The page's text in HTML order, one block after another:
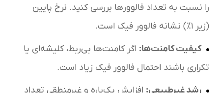
را نسبت به تعداد فالوورها بررسی کنید. نرخ پایین
(زیر ۱٪) نشانه فالوور فیک است.
کیفیت کامنت‌ها: اگر کامنت‌ها بی‌ربط، کلیشه‌ای یا
تکراری باشند احتمال فالوور فیک زیاد است.
رشد غیرطبیعی: افزایش یک‌باره و غیرمنطقی تعداد